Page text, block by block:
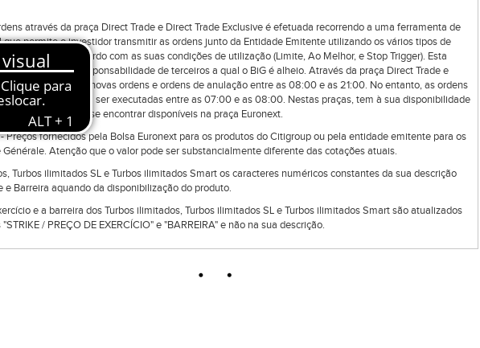
através da praça Direct Trade e Direct Trade Exclusive é efetuada recorrendo a uma ferramenta de
permite o investidor transmitir as ordens junto da Entidade Emitente utilizando os vários tipos de
ferramenta de acordo com as suas condições de utilização (Limite, Ao Melhor, e Stop Trigger). Esta
é da responsabilidade de terceiros a qual o BiG é alheio. Através da praça Direct Trade e
poderá transmitir novas ordens e ordens de anulação entre as 08:00 e as 21:00. No entanto, as ordens
anteriores podem ser executadas entre as 07:00 e as 08:00. Nestas praças, tem à sua disponibilidade
que podem não se encontrar disponíveis na praça Euronext.
Preços fornecidos pela Bolsa Euronext para os produtos do Citigroup ou pela entidade emitente para os
Atenção que o valor pode ser substancialmente diferente das cotações atuais.
Turbos ilimitados SL e Turbos ilimitados Smart os caracteres numéricos constantes da sua descrição
e Barreira aquando da disponibilização do produto.
e a barreira dos Turbos ilimitados, Turbos ilimitados SL e Turbos ilimitados Smart são atualizados
/ PREÇO DE EXERCÍCIO" e "BARREIRA" e não na sua descrição.